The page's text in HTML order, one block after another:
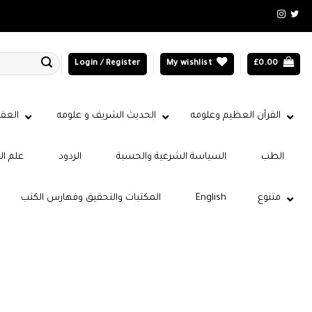
Login / Register My wishlist £0.00
القرآن العظيم وعلومه الحديث الشريف و علومه
علم الردود السياسة الشرعية والحسبة الطب
المكتبات والتحقيق وفهارس الكتب متنوع English